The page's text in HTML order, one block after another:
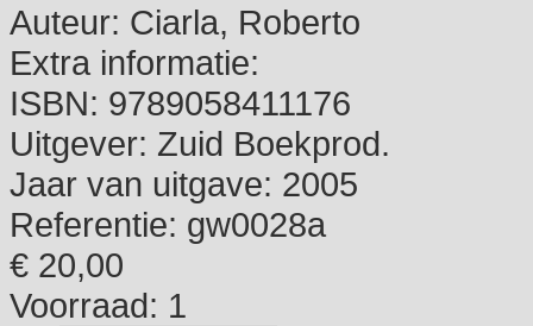
Auteur: Ciarla, Roberto
Extra informatie:
ISBN: 9789058411176
Uitgever: Zuid Boekprod.
Jaar van uitgave: 2005
Referentie: gw0028a
€ 20,00
Voorraad: 1